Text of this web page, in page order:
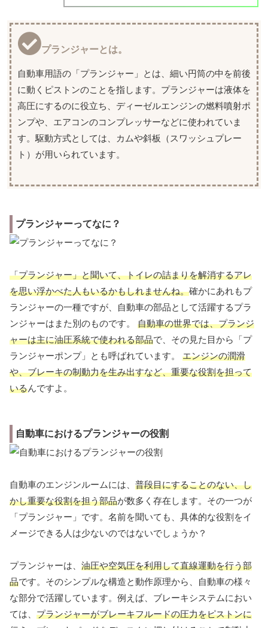
プランジャーとは。
自動車用語の「プランジャー」とは、細い円筒の中を前後
に動くピストンのことを指します。プランジャーは液体を
高圧にするのに役立ち、ディーゼルエンジンの燃料噴射ポ
ンプや、エアコンのコンプレッサーなどに使われていま
す。駆動方式としては、カムや斜板（スワッシュプレー
ト）が用いられています。
プランジャーってなに？
「プランジャー」と聞いて、トイレの詰まりを解消するアレ
を思い浮かべた人もいるかもしれませんね。確かにあれもプ
ランジャーの一種ですが、自動車の部品として活躍するプラ
ンジャーはまた別のものです。 自動車の世界では、プランジ
ャーは主に油圧系統で使われる部品で、その見た目から「プ
ランジャーポンプ」とも呼ばれています。 エンジンの潤滑
や、ブレーキの制動力を生み出すなど、重要な役割を担って
いるんですよ。
自動車におけるプランジャーの役割
自動車のエンジンルームには、 普段目にすることのない、し
かし重要な役割を担う部品が数多く存在します。その一つが
「プランジャー」です。名前を聞いても、具体的な役割をイ
メージできる人は少ないのではないでしょうか？
プランジャーは、 油圧や空気圧を利用して直線運動を行う部
品です。そのシンプルな構造と動作原理から、自動車の様々
な部分で活躍しています。例えば、ブレーキシステムにおい
ては、 プランジャーがブレーキフルードの圧力をピストンに